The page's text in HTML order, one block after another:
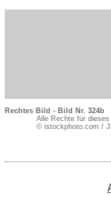
Rechtes Bild - Bild Nr. 324b
Alle Rechte für dieses
© istockphoto.com /